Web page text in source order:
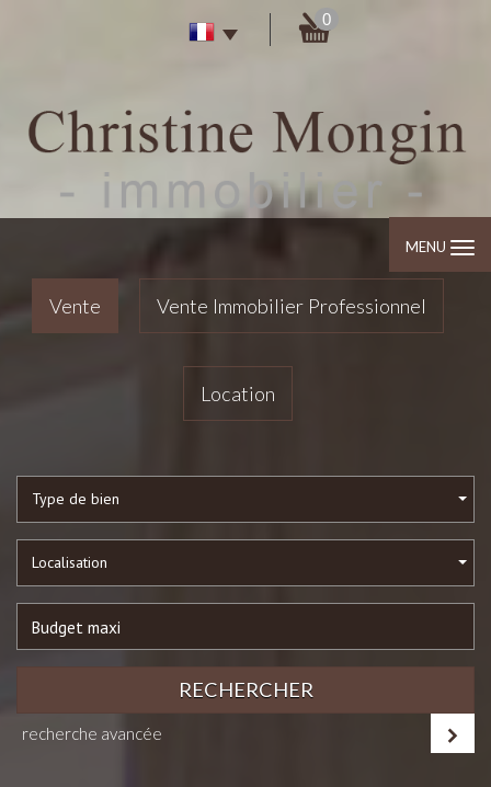
0
MENU
Vente Vente Immobilier Professionnel
Location
Type de bien
Localisation
RECHERCHER
recherche avancée